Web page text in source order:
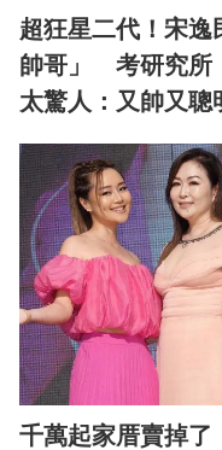
超狂星二代！宋
帥哥」 考研究所
太驚人：又帥又聰
千萬起家厝賣掉了